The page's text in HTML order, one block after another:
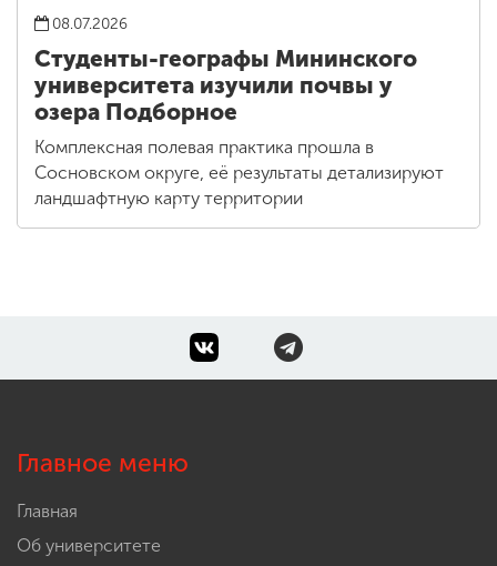
08.07.2026
Студенты-географы Мининского
университета изучили почвы у
озера Подборное
Комплексная полевая практика прошла в
Сосновском округе, её результаты детализируют
ландшафтную карту территории
Главное меню
Главная
Об университете